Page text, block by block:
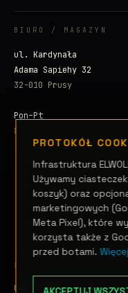
BIURO / MAGAZYN
ul. Kardynała
Adama Sapiehy 32
32-010 Prusy
Pon–Pt
8:30 – 16:30
NAWIGACJA
Oświetlenie sceniczne
PROTOKÓŁ
Infrastruktura
Używamy
koszyk) oraz
marketingowych
Meta Pixel), które
korzysta także z
przed botami.